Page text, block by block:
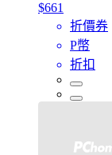
$661
折價券
P幣
折扣